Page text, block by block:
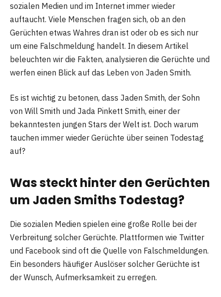
sozialen Medien und im Internet immer wieder
auftaucht. Viele Menschen fragen sich, ob an den
Gerüchten etwas Wahres dran ist oder ob es sich nur
um eine Falschmeldung handelt. In diesem Artikel
beleuchten wir die Fakten, analysieren die Gerüchte und
werfen einen Blick auf das Leben von Jaden Smith.
Es ist wichtig zu betonen, dass Jaden Smith, der Sohn
von Will Smith und Jada Pinkett Smith, einer der
bekanntesten jungen Stars der Welt ist. Doch warum
tauchen immer wieder Gerüchte über seinen Todestag
auf?
Was steckt hinter den Gerüchten
um Jaden Smiths Todestag?
Die sozialen Medien spielen eine große Rolle bei der
Verbreitung solcher Gerüchte. Plattformen wie Twitter
und Facebook sind oft die Quelle von Falschmeldungen.
Ein besonders häufiger Auslöser solcher Gerüchte ist
der Wunsch, Aufmerksamkeit zu erregen.